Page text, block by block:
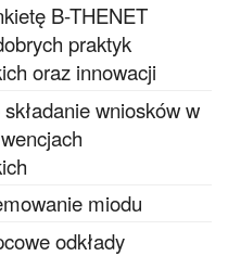
B-THENET
praktyk
oraz innowacji
wniosków w
miodu
odkłady